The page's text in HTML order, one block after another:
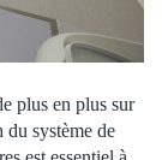
plus en plus sur
du système de